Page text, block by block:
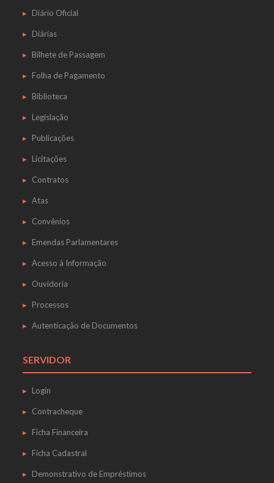
Diário Oficial
Diárias
Bilhete de Passagem
Folha de Pagamento
Biblioteca
Legislação
Publicações
Licitações
Contratos
Atas
Convênios
Emendas Parlamentares
Acesso à Informação
Ouvidoria
Processos
Autenticação de Documentos
SERVIDOR
Login
Contracheque
Ficha Financeira
Ficha Cadastral
Demonstrativo de Empréstimos